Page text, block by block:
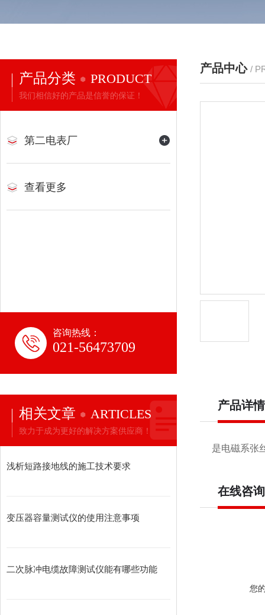
产品分类 PRODUCT
我们相信好的产品是信誉的保证！
第二电表厂
查看更多
咨询热线：
021-56473709
相关文章 ARTICLES
致力于成为更好的解决方案供应商！
浅析短路接地线的施工技术要求
变压器容量测试仪的使用注意事项
二次脉冲电缆故障测试仪能有哪些功能
产品中心 /
产品详情
是电磁系张
在线咨询
您